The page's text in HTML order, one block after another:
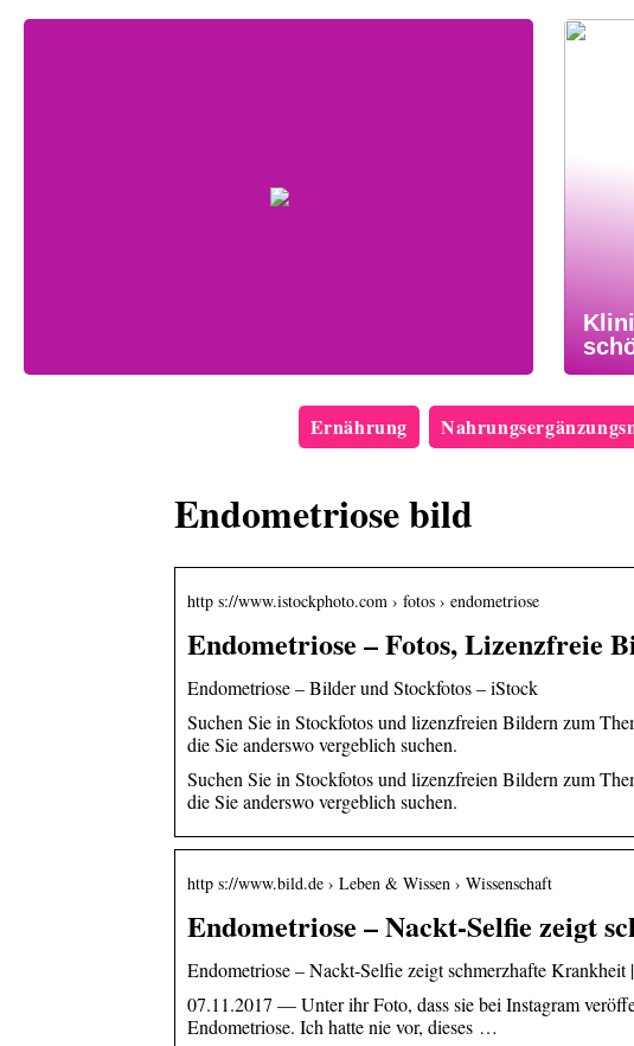
Ernährung
Endometriose bild
http s://www.istockphoto.com › fotos › endometriose
Endometriose – Fotos, Lizenzfreie
Endometriose – Bilder und Stockfotos – iStock
Suchen Sie in Stockfotos und lizenzfreien Bildern zum
die Sie anderswo vergeblich suchen.
Suchen Sie in Stockfotos und lizenzfreien Bildern zum
die Sie anderswo vergeblich suchen.
http s://www.bild.de › Leben & Wissen › Wissenschaft
Endometriose – Nackt-Selfie zeigt
Endometriose – Nackt-Selfie zeigt schmerzhafte
07.11.2017 — Unter ihr Foto, dass sie bei Instagram
Endometriose. Ich hatte nie vor, dieses …